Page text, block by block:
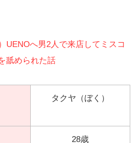
UENOへ男2人で来店してミスコ
舐められた話
タクヤ（ぼく）
28歳